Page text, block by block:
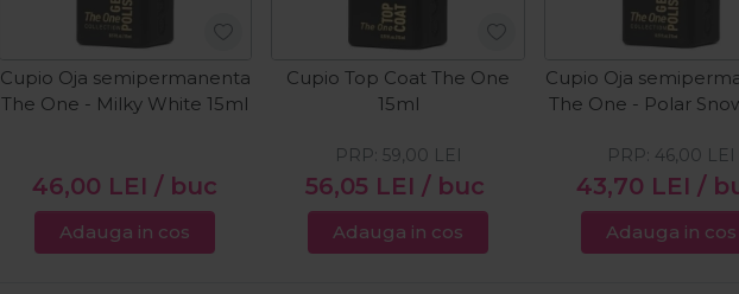
Cupio Oja semipermanenta
The One - Milky White 15ml
46,00 LEI / buc
Adauga in cos
Cupio Top Coat The One
15ml
56,05 LEI / buc
PRP: 59,00 LEI
Adauga in cos
Cupio Oja
The One - Polar
43,70 LEI /
PRP: 46,00 LEI
Adauga in cos